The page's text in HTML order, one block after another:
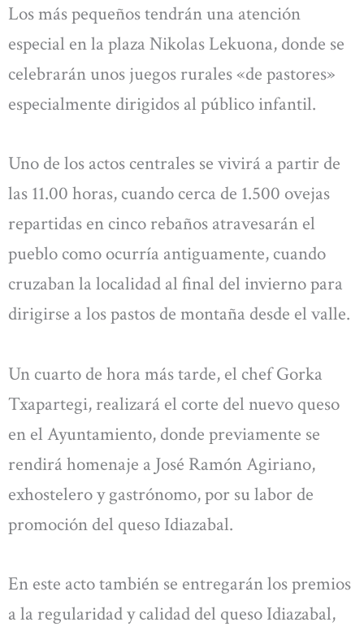
Los más pequeños tendrán una atención
especial en la plaza Nikolas Lekuona, donde se
celebrarán unos juegos rurales «de pastores»
especialmente dirigidos al público infantil.
Uno de los actos centrales se vivirá a partir de
las 11.00 horas, cuando cerca de 1.500 ovejas
repartidas en cinco rebaños atravesarán el
pueblo como ocurría antiguamente, cuando
cruzaban la localidad al final del invierno para
dirigirse a los pastos de montaña desde el valle.
Un cuarto de hora más tarde, el chef Gorka
Txapartegi, realizará el corte del nuevo queso
en el Ayuntamiento, donde previamente se
rendirá homenaje a José Ramón Agiriano,
exhostelero y gastrónomo, por su labor de
promoción del queso Idiazabal.
En este acto también se entregarán los premios
a la regularidad y calidad del queso Idiazabal,